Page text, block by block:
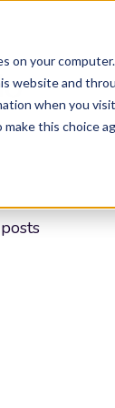
on your
website and
when you
this choice